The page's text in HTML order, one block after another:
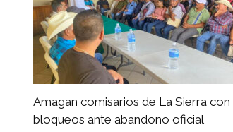
Informativo
Amagan comisarios de La Sierra con
bloqueos ante abandono oficial